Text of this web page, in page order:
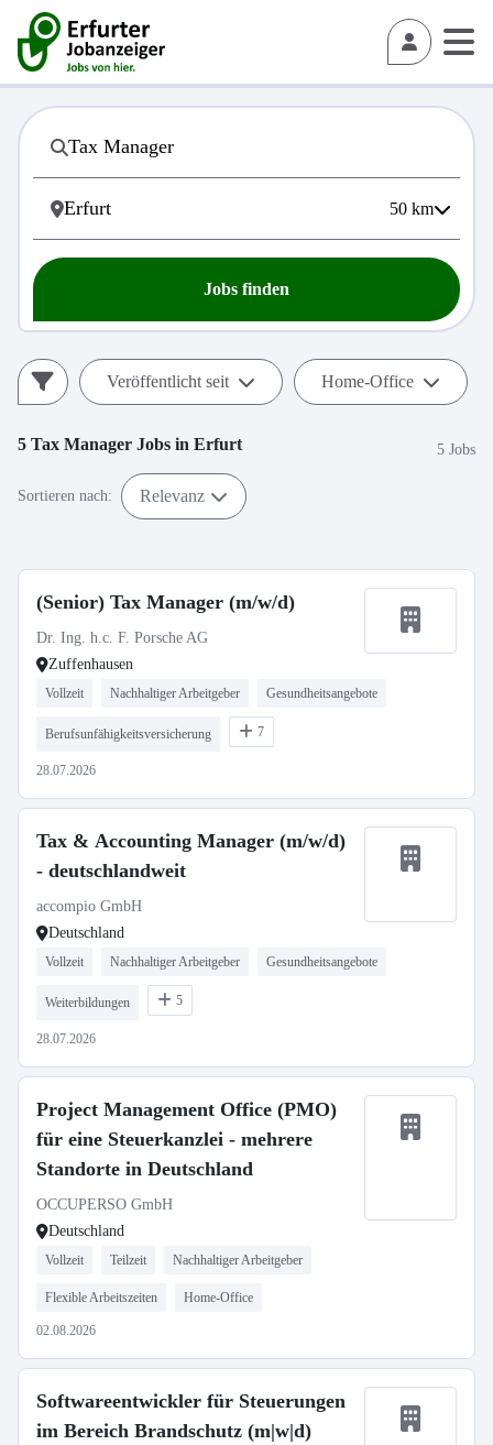
50 km
Jobs finden
Veröffentlicht seit Home-Office
5 Tax Manager Jobs in Erfurt 5 Jobs
Sortieren nach: Relevanz
(Senior) Tax Manager (m/w/d)
Dr. Ing. h.c. F. Porsche AG
Zuffenhausen
Vollzeit Nachhaltiger Arbeitgeber Gesundheitsangebote
Berufsunfähigkeitsversicherung 7
28.07.2026
Tax & Accounting Manager (m/w/d)
- deutschlandweit
accompio GmbH
Deutschland
Vollzeit Nachhaltiger Arbeitgeber Gesundheitsangebote
Weiterbildungen 5
28.07.2026
Project Management Office (PMO)
für eine Steuerkanzlei - mehrere
Standorte in Deutschland
OCCUPERSO GmbH
Deutschland
Vollzeit Teilzeit Nachhaltiger Arbeitgeber
Flexible Arbeitszeiten Home-Office
02.08.2026
Softwareentwickler für Steuerungen
im Bereich Brandschutz (m|w|d)